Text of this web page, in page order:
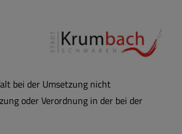
bei der Umsetzung nicht
oder Verordnung in der bei der